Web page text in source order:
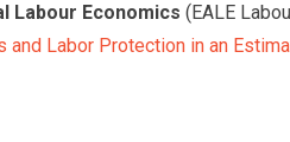
Labour Economics (EALE
and Labor Protection in an